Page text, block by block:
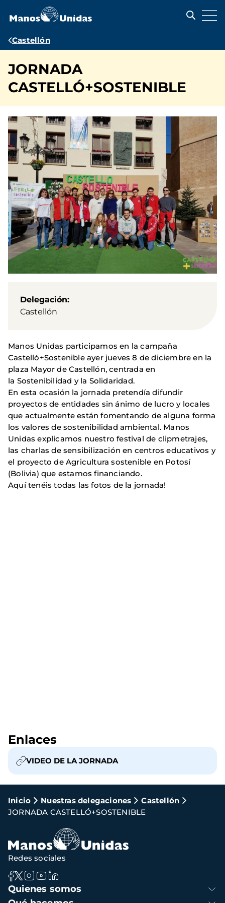
contenido
Ruta
navegación
Castellón
JORNADA
CASTELLÓ+SOSTENIBLE
Delegación
Castellón
Manos Unidas participamos en la campaña
Castelló+Sostenible ayer jueves 8 de diciembre en la
plaza Mayor de Castellón, centrada en
la Sostenibilidad y la Solidaridad.
En esta ocasión la jornada pretendía difundir
proyectos de entidades sin ánimo de lucro y locales
que actualmente están fomentando de alguna forma
los valores de sostenibilidad ambiental. Manos
Unidas explicamos nuestro festival de clipmetrajes,
las charlas de sensibilización en centros educativos y
el proyecto de Agricultura sostenible en Potosí
(Bolivia) que estamos financiando.
Aquí tenéis todas las fotos de la jornada!
Enlaces
VIDEO DE LA JORNADA
Ruta
de
navegación
Inicio Nuestras delegaciones
Castellón
JORNADA CASTELLÓ+SOSTENIBLE
Navegación
principal
Quienes somos
Redes sociales